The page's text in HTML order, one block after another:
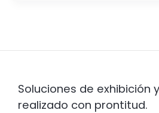
Soluciones de exhibición
realizado con prontitud.